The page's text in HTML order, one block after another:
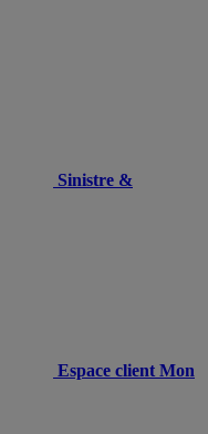
Sinistre &
Espace client Mon